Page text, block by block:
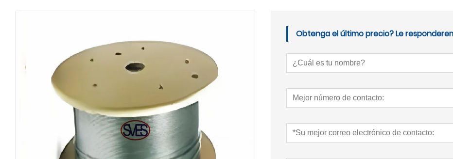
Obtenga el último precio? Le